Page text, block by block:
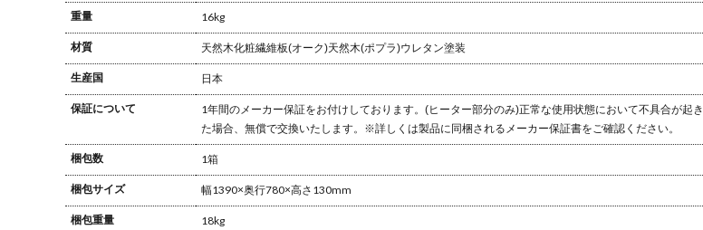
重量 16kg
材質 天然木化粧繊維板(オーク)天然木(ポプラ)ウレタン塗装
生産国 日本
保証について 1年間のメーカー保証をお付けしております。(ヒーター部分のみ)正常な使用状態において不具合が起き
た場合、無償で交換いたします。 ※詳しくは製品に同梱されるメーカー保証書をご確認ください。
梱包数 1箱
梱包サイズ 幅1390×奥行780×高さ130mm
梱包重量 18kg